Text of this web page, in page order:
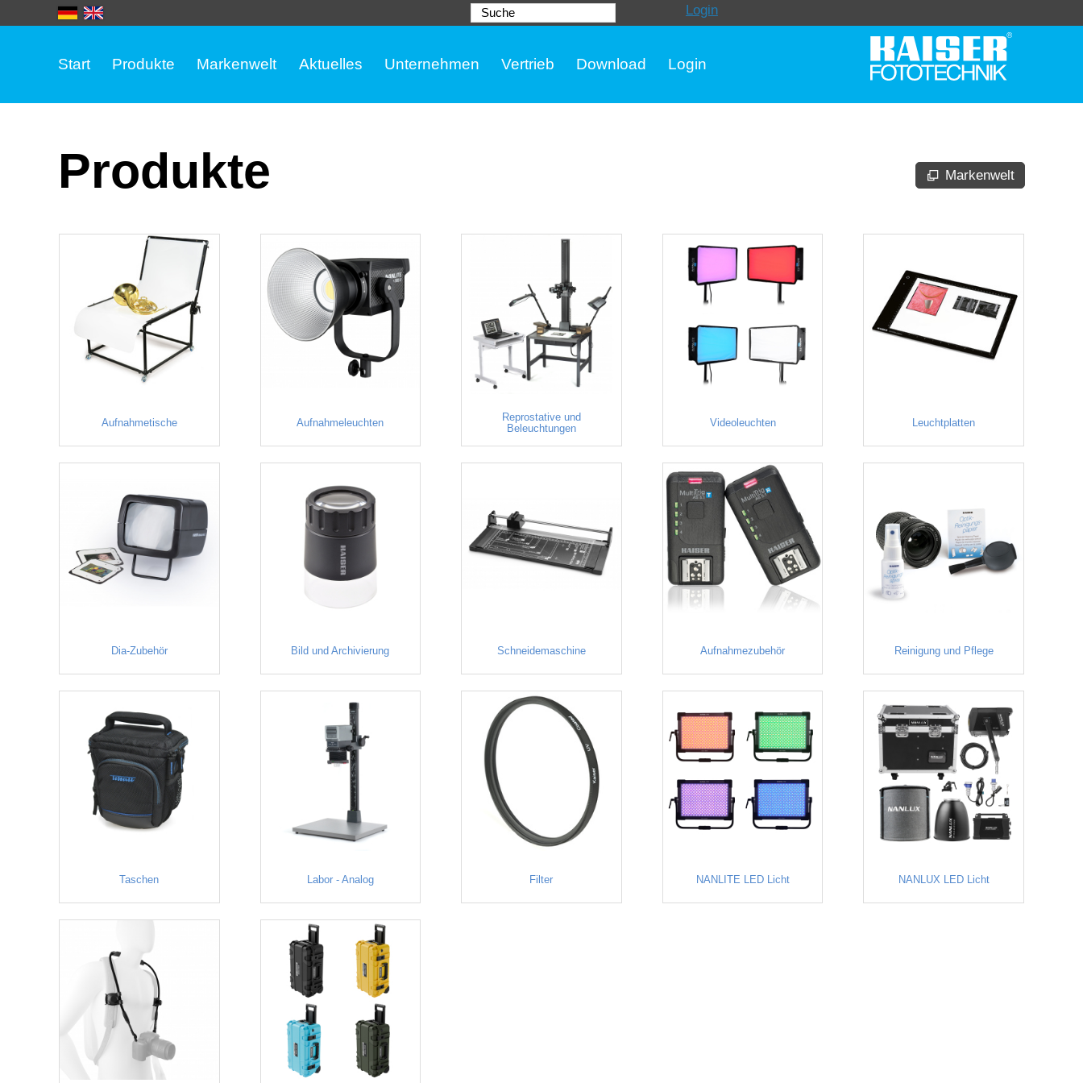
Suche Login
Start Produkte Markenwelt Aktuelles Unternehmen Vertrieb Download Login
Produkte Markenwelt
Aufnahmetische Aufnahmeleuchten
Reprostative und
Beleuchtungen
Videoleuchten Leuchtplatten
Dia-Zubehör Bild und Archivierung Schneidemaschine Aufnahmezubehör Reinigung und Pflege
Taschen Labor - Analog Filter NANLITE LED Licht NANLUX LED Licht